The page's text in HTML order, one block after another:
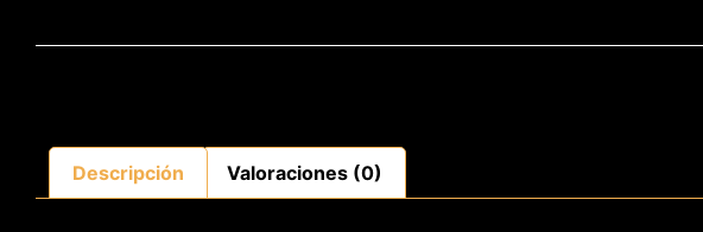
Descripción Valoraciones (0)